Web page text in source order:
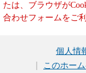
たは、ブラウザが
合わせフォームをご
個人情
このホー